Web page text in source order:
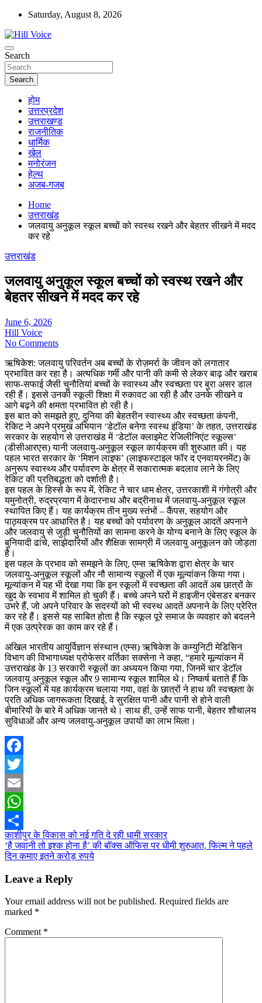
Skip
content
Saturday, August 8, 2026
Hill Voice
न्यूज़ पोर्टल
Search
Search
होम
उत्तरप्रदेश
उत्तराखण्ड
राजनीतिक
धार्मिक
खेल
मनोरंजन
हेल्थ
अजब-गजब
Home
उत्तराखंड
जलवायु अनुकूल स्कूल बच्चों को स्वस्थ रखने और बेहतर सीखने में मदद
कर रहे
उत्तराखंड
जलवायु अनुकूल स्कूल बच्चों को स्वस्थ रखने और
बेहतर सीखने में मदद कर रहे
June 6, 2026
Hill Voice
No Comments
ऋषिकेश: जलवायु परिवर्तन अब बच्चों के रोज़मर्रा के जीवन को लगातार
प्रभावित कर रहा है। अत्यधिक गर्मी और पानी की कमी से लेकर बाढ़ और खराब
साफ-सफाई जैसी चुनौतियां बच्चों के स्वास्थ्य और स्वच्छता पर बुरा असर डाल
रही हैं। इससे उनकी स्कूली शिक्षा में रुकावट आ रही है और उनके सीखने व
आगे बढ़ने की क्षमता प्रभावित हो रही है।
इस बात को समझते हुए, दुनिया की बेहतरीन स्वास्थ्य और स्वच्छता कंपनी,
रेकिट ने अपने प्रमुख अभियान ‘डेटॉल बनेगा स्वस्थ इंडिया’ के तहत, उत्तराखंड
सरकार के सहयोग से उत्तराखंड में ‘डेटॉल क्लाइमेट रेजिलीनिएंट स्कूल्स’
(डीसीआरएस) यानी जलवायु-अनुकूल स्कूल कार्यक्रम की शुरुआत की। यह
पहल भारत सरकार के ‘मिशन लाइफ’ (लाइफस्टाइल फॉर द एनवायरनमेंट) के
अनुरूप स्वास्थ्य और पर्यावरण के क्षेत्र में सकारात्मक बदलाव लाने के लिए
रेकिट की प्रतिबद्धता को दर्शाती है।
इस पहल के हिस्से के रूप में, रेकिट ने चार धाम क्षेत्र, उत्तरकाशी में गंगोत्री और
यमुनोत्री, रुद्रप्रयाग में केदारनाथ और बद्रीनाथ में जलवायु-अनुकूल स्कूल
स्थापित किए हैं। यह कार्यक्रम तीन मुख्य स्तंभों – कैंपस, सहयोग और
पाठ्यक्रम पर आधारित है। यह बच्चों को पर्यावरण के अनुकूल आदतें अपनाने
और जलवायु से जुड़ी चुनौतियों का सामना करने के योग्य बनाने के लिए स्कूल के
बुनियादी ढांचे, साझेदारियों और शैक्षिक सामग्री में जलवायु अनुकूलन को जोड़ता
है।
इस पहल के प्रभाव को समझने के लिए, एम्स ऋषिकेश द्वारा क्षेत्र के चार
जलवायु-अनुकूल स्कूलों और नौ सामान्य स्कूलों में एक मूल्यांकन किया गया।
मूल्यांकन में यह भी देखा गया कि इन स्कूलों में स्वच्छता की आदतें अब छात्रों के
खुद के स्वभाव में शामिल हो चुकी हैं। बच्चे अपने घरों में हाइजीन एंबेसडर बनकर
उभरे हैं, जो अपने परिवार के सदस्यों को भी स्वस्थ आदतें अपनाने के लिए प्रेरित
कर रहे हैं। इससे यह साबित होता है कि स्कूल पूरे समाज के व्यवहार को बदलने
में एक उत्प्रेरक का काम कर रहे हैं।
अखिल भारतीय आयुर्विज्ञान संस्थान (एम्स) ऋषिकेश के कम्युनिटी मेडिसिन
विभाग की विभागाध्यक्ष प्रोफेसर वर्तिका सक्सेना ने कहा, “हमारे मूल्यांकन में
उत्तराखंड के 13 सरकारी स्कूलों का अध्ययन किया गया, जिनमें चार डेटॉल
जलवायु अनुकूल स्कूल और 9 सामान्य स्कूल शामिल थे। निष्कर्ष बताते हैं कि
जिन स्कूलों में यह कार्यक्रम चलाया गया, वहां के छात्रों ने हाथ की स्वच्छता के
प्रति अधिक जागरूकता दिखाई, वे सुरक्षित पानी और पानी से होने वाली
बीमारियों के बारे में अधिक जानते थे। साथ ही, उन्हें साफ पानी, बेहतर शौचालय
सुविधाओं और अन्य जलवायु-अनुकूल उपायों का लाभ मिला।
Facebook
Twitter
Email
WhatsApp
Share
Post
navigation
काशीपुर के विकास को नई गति दे रही धामी सरकार
‘है जवानी तो इश्क होना है’ की बॉक्स ऑफिस पर धीमी शुरुआत, फिल्म ने पहले
दिन कमाए इतने करोड़ रुपये
Leave a Reply
Your email address will not be published. Required fields are
marked *
Comment *